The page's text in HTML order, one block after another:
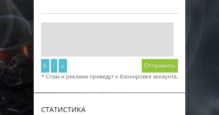
b i u Отправить
* Спам и реклама приведут к блокировке аккаунта.
СТАТИСТИКА